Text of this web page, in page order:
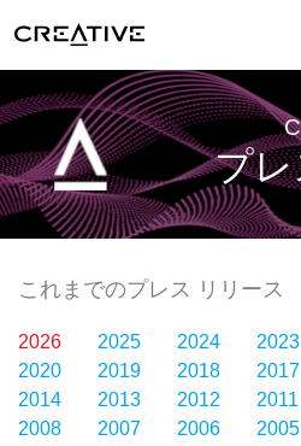
プ
これまでのプレス リリース
2026 2025 2024 2023
2020
2019 2018 2017
2014
2013 2012 2011
2008
2007 2006 2005
Facebook